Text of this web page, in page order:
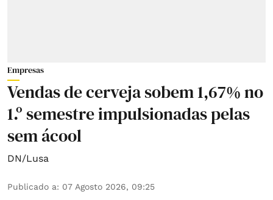
Empresas
Vendas de cerveja sobem 1,67% no
1.º semestre impulsionadas pelas
sem ácool
DN/Lusa
Publicado a: 07 Agosto 2026, 09:25